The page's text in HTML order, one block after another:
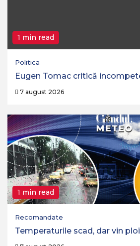
1 min read
Politica
Eugen Tomac critică
7 august 2026
1 min read
Recomandate
Temperaturile scad, dar vin